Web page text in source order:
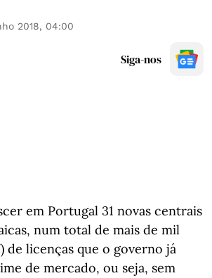
2018, 04:00
Siga-nos
em Portugal 31 novas centrais
num total de mais de mil
de licenças que o governo já
de mercado, ou seja, sem